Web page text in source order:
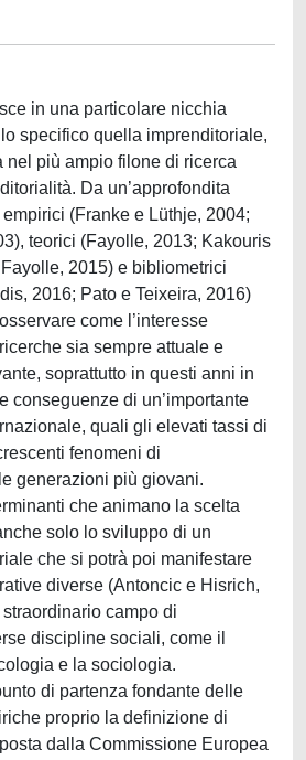
in una particolare nicchia
specifico quella imprenditoriale,
nel più ampio filone di ricerca
Da un’approfondita
(Franke e Lüthje, 2004;
teorici (Fayolle, 2013; Kakouris
2015) e bibliometrici
2016; Pato e Teixeira, 2016)
come l’interesse
sia sempre attuale e
soprattutto in questi anni in
conseguenze di un’importante
quali gli elevati tassi di
fenomeni di
generazioni più giovani.
che animano la scelta
solo lo sviluppo di un
che si potrà poi manifestare
diverse (Antoncic e Hisrich,
campo di
discipline sociali, come il
e la sociologia.
di partenza fondante delle
proprio la definizione di
dalla Commissione Europea